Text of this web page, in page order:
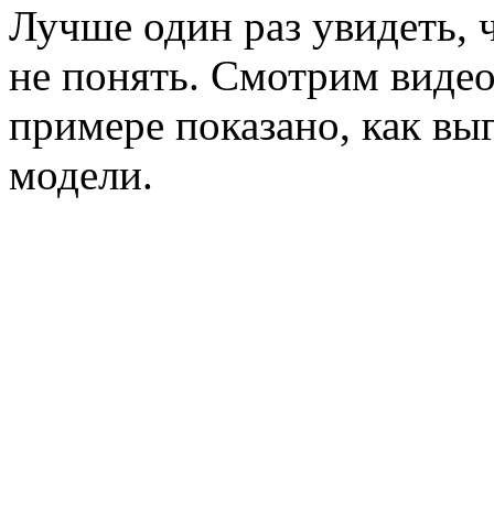
Лучше один раз увидеть,
не понять. Смотрим
примере показано, как
модели.